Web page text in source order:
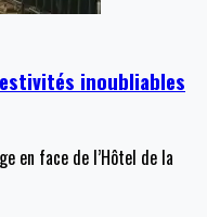
inoubliables
en face de l’Hôtel de la